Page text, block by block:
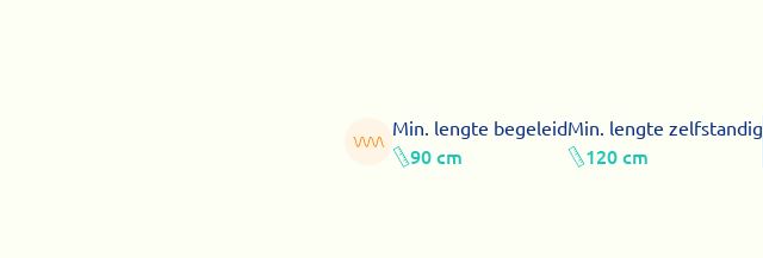
Min. lengte begeleid
90 cm
Min. lengte zelfstandig
120 cm